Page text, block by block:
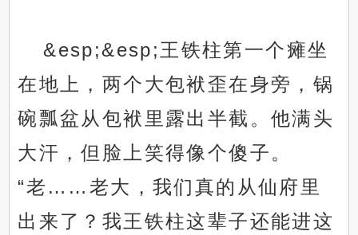
&esp;&esp;王铁柱第一个瘫坐
在地上，两个大包袱歪在身旁，锅
碗瓢盆从包袱里露出半截。他满头
大汗，但脸上笑得像个傻子。
“老……老大，我们真的从仙府里
出来了？我王铁柱这辈子还能进这